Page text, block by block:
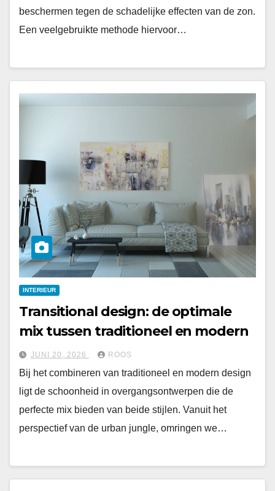
beschermen tegen de schadelijke effecten van de zon.
Een veelgebruikte methode hiervoor…
INTERIEUR
Transitional design: de optimale
mix tussen traditioneel en modern
JUNI 20, 2026 ROOS
Bij het combineren van traditioneel en modern design
ligt de schoonheid in overgangsontwerpen die de
perfecte mix bieden van beide stijlen. Vanuit het
perspectief van de urban jungle, omringen we…